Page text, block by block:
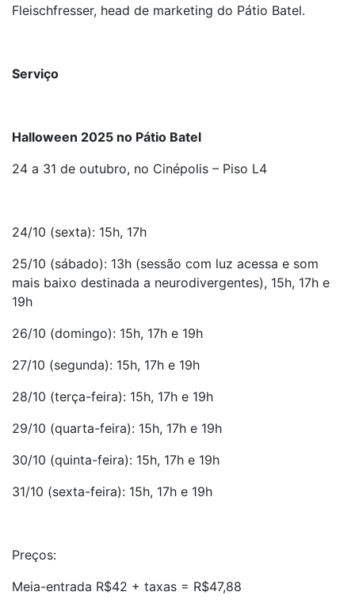
Fleischfresser, head de marketing do Pátio Batel.
Serviço
Halloween 2025 no Pátio Batel
24 a 31 de outubro, no Cinépolis – Piso L4
24/10 (sexta): 15h, 17h
25/10 (sábado): 13h (sessão com luz acessa e som
mais baixo destinada a neurodivergentes), 15h, 17h e
19h
26/10 (domingo): 15h, 17h e 19h
27/10 (segunda): 15h, 17h e 19h
28/10 (terça-feira): 15h, 17h e 19h
29/10 (quarta-feira): 15h, 17h e 19h
30/10 (quinta-feira): 15h, 17h e 19h
31/10 (sexta-feira): 15h, 17h e 19h
Preços:
Meia-entrada R$42 + taxas = R$47,88